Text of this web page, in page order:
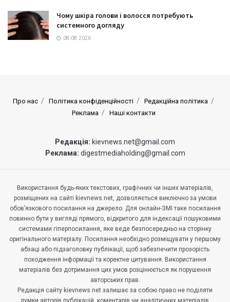
Чому шкіра голови і волосся потребують
системного догляду
08.08.2026
Про нас Політика конфіденційності
Редакційна політика
Реклама
Наші контакти
Редакція: kievnews.net@gmail.com
Реклама: digestmediaholding@gmail.com
Використання будь-яких текстових, графічних чи інших матеріалів,
розміщених на сайті kievnews.net, дозволяється виключно за умови
обов’язкового посилання на джерело. Для онлайн-ЗМІ таке посилання
повинно бути у вигляді прямого, відкритого для індексації пошуковими
системами гіперпосилання, яке веде безпосередньо на сторінку
оригінального матеріалу. Посилання необхідно розміщувати у першому
абзаці або підзаголовку публікації, щоб забезпечити прозорість
походження інформації та коректне цитування. Використання
матеріалів без дотримання цих умов розцінюється як порушення
авторських прав.
Редакція сайту kievnews.net залишає за собою право не поділяти